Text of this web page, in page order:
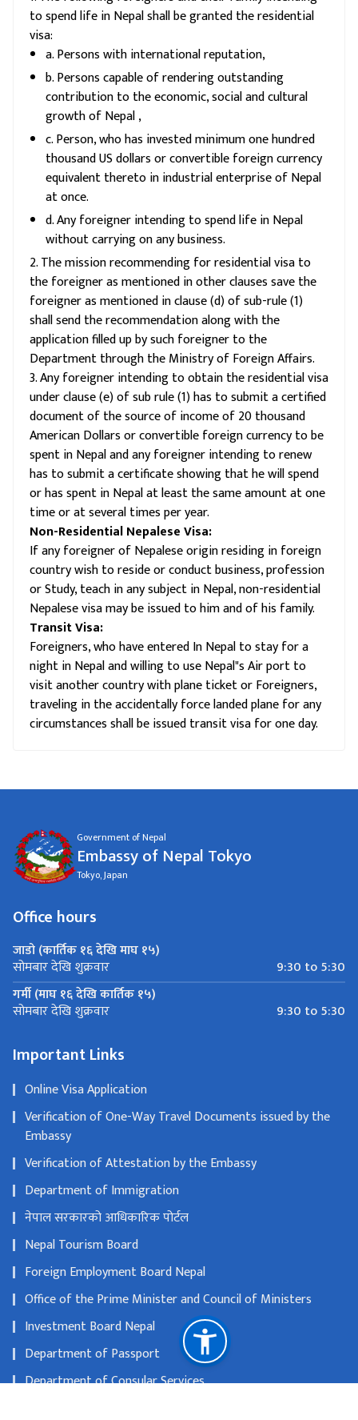
to spend life in Nepal shall be granted the residential
visa:
a. Persons with international reputation,
b. Persons capable of rendering outstanding
contribution to the economic, social and cultural
growth of Nepal ,
c. Person, who has invested minimum one hundred
thousand US dollars or convertible foreign currency
equivalent thereto in industrial enterprise of Nepal
at once.
d. Any foreigner intending to spend life in Nepal
without carrying on any business.
2. The mission recommending for residential visa to
the foreigner as mentioned in other clauses save the
foreigner as mentioned in clause (d) of sub-rule (1)
shall send the recommendation along with the
application filled up by such foreigner to the
Department through the Ministry of Foreign Affairs.
3. Any foreigner intending to obtain the residential visa
under clause (e) of sub rule (1) has to submit a certified
document of the source of income of 20 thousand
American Dollars or convertible foreign currency to be
spent in Nepal and any foreigner intending to renew
has to submit a certificate showing that he will spend
or has spent in Nepal at least the same amount at one
time or at several times per year.
Non-Residential Nepalese Visa:
If any foreigner of Nepalese origin residing in foreign
country wish to reside or conduct business, profession
or Study, teach in any subject in Nepal, non-residential
Nepalese visa may be issued to him and of his family.
Transit Visa:
Foreigners, who have entered In Nepal to stay for a
night in Nepal and willing to use Nepal"s Air port to
visit another country with plane ticket or Foreigners,
traveling in the accidentally force landed plane for any
circumstances shall be issued transit visa for one day.
Government of Nepal
Embassy of Nepal Tokyo
Tokyo, Japan
Office hours
जाडो (कार्तिक १६ देखि माघ १५)
सोमबार देखि शुक्रवार
9:30 to 5:30
गर्मी (माघ १६ देखि कार्तिक १५)
सोमबार देखि शुक्रवार 9:30 to 5:30
Important Links
Online Visa Application
Verification of One-Way Travel Documents issued by the
Embassy
Verification of Attestation by the Embassy
Department of Immigration
नेपाल सरकारको आधिकारिक पोर्टल
Nepal Tourism Board
Foreign Employment Board Nepal
Office of the Prime Minister and Council of Ministers
Investment Board Nepal
Department of Passport
Department of Consular Services